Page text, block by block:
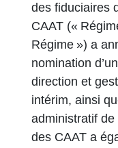
des fiduciaires
CAAT («
Régime ») a
nomination
direction et
intérim, ainsi
administratif
des CAAT a